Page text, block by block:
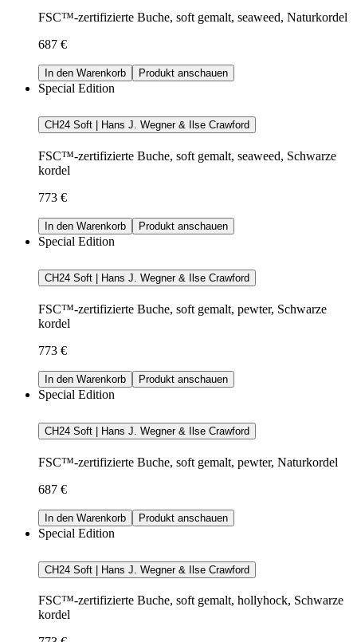
FSC™-zertifizierte Buche, soft gemalt, seaweed, Naturkordel
687 €
In den Warenkorb Produkt anschauen
Special Edition
CH24 Soft | Hans J. Wegner & Ilse Crawford
FSC™-zertifizierte Buche, soft gemalt, seaweed, Schwarze
kordel
773 €
In den Warenkorb Produkt anschauen
Special Edition
CH24 Soft | Hans J. Wegner & Ilse Crawford
FSC™-zertifizierte Buche, soft gemalt, pewter, Schwarze
kordel
773 €
In den Warenkorb Produkt anschauen
Special Edition
CH24 Soft | Hans J. Wegner & Ilse Crawford
FSC™-zertifizierte Buche, soft gemalt, pewter, Naturkordel
687 €
In den Warenkorb Produkt anschauen
Special Edition
CH24 Soft | Hans J. Wegner & Ilse Crawford
FSC™-zertifizierte Buche, soft gemalt, hollyhock, Schwarze
kordel